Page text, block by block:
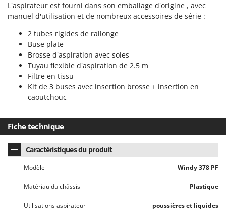
Nilfisk
Ninja
Novatec
Novital
NuAir
NuovaFac
O
Officine Savioli
Oliviero
Olix
OMA
Omas
Ompagrill
Ooni
L'aspirateur est fourni dans son emballage d'origine , avec
manuel d'utilisation et de nombreux accessoires de série :
2 tubes rigides de rallonge
Buse plate
Brosse d'aspiration avec soies
Tuyau flexible d'aspiration de 2.5 m
Filtre en tissu
Kit de 3 buses avec insertion brosse + insertion en
caoutchouc
Fiche technique
Caractéristiques du produit
Modèle Windy 378 PF
Matériau du châssis Plastique
Utilisations aspirateur poussières et liquides